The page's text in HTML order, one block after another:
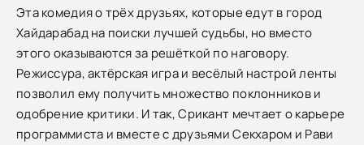
Эта комедия о трёх друзьях, которые едут в город
Хайдарабад на поиски лучшей судьбы, но вместо
этого оказываются за решёткой по наговору.
Режиссура, актёрская игра и весёлый настрой ленты
позволил ему получить множество поклонников и
одобрение критики. И так, Срикант мечтает о карьере
программиста и вместе с друзьями Секхаром и Рави